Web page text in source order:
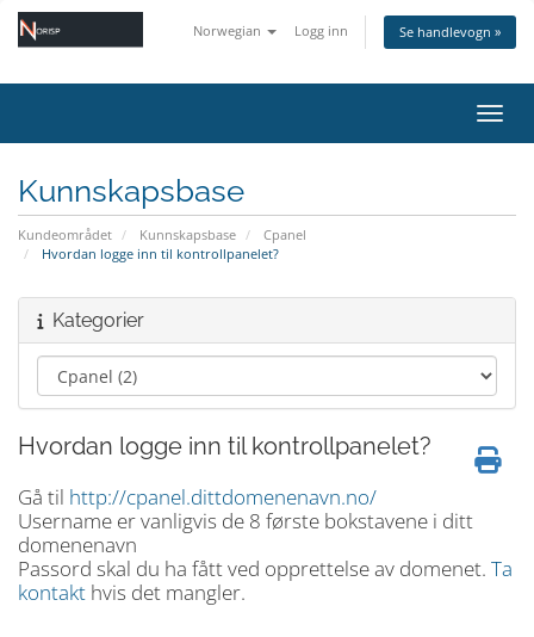
Norwegian Logg inn Se handlevogn »
Bytt
Kunnskapsbase
Kundeområdet Kunnskapsbase
Cpanel
Hvordan logge inn til kontrollpanelet?
Kategorier
Hvordan logge inn til kontrollpanelet?
Gå til http://cpanel.dittdomenenavn.no/
Username er vanligvis de 8 første bokstavene i ditt
domenenavn
Passord skal du ha fått ved opprettelse av domenet. Ta
kontakt hvis det mangler.